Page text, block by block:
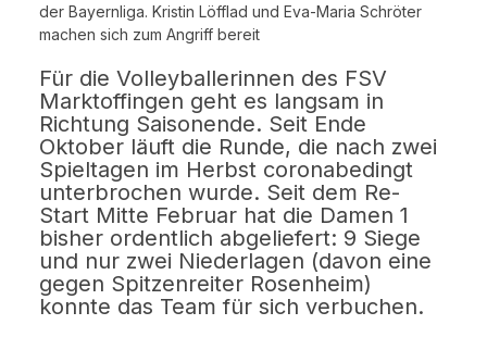
der Bayernliga. Kristin Löfflad und Eva-Maria Schröter
machen sich zum Angriff bereit
Für die Volleyballerinnen des FSV
Marktoffingen geht es langsam in
Richtung Saisonende. Seit Ende
Oktober läuft die Runde, die nach zwei
Spieltagen im Herbst coronabedingt
unterbrochen wurde. Seit dem Re-
Start Mitte Februar hat die Damen 1
bisher ordentlich abgeliefert: 9 Siege
und nur zwei Niederlagen (davon eine
gegen Spitzenreiter Rosenheim)
konnte das Team für sich verbuchen.